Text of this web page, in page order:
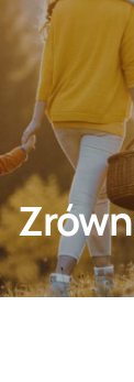
Klient
Architekt/